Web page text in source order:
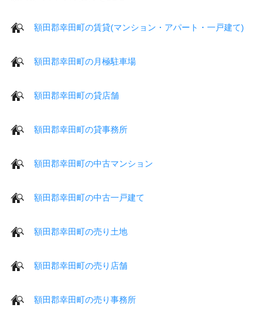
額田郡幸田町の賃貸(マンション・アパート・一戸建て)
額田郡幸田町の月極駐車場
額田郡幸田町の貸店舗
額田郡幸田町の貸事務所
額田郡幸田町の中古マンション
額田郡幸田町の中古一戸建て
額田郡幸田町の売り土地
額田郡幸田町の売り店舗
額田郡幸田町の売り事務所